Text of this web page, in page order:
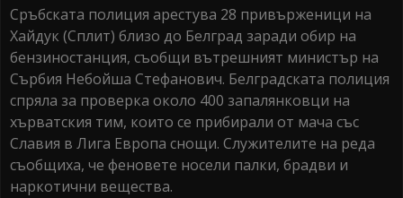
Сръбската полиция арестува 28 привърженици на
Хайдук (Сплит) близо до Белград заради обир на
бензиностанция, съобщи вътрешният министър на
Сърбия Небойша Стефанович. Белградската полиция
спряла за проверка около 400 запалянковци на
хърватския тим, които се прибирали от мача със
Славия в Лига Европа снощи. Служителите на реда
съобщиха, че феновете носели палки, брадви и
наркотични вещества.